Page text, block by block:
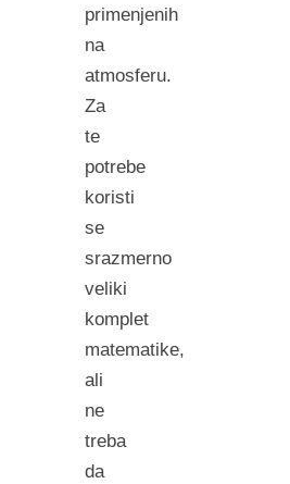
primenjenih
na
atmosferu.
Za
te
potrebe
koristi
se
srazmerno
veliki
komplet
matematike,
ali
ne
treba
da